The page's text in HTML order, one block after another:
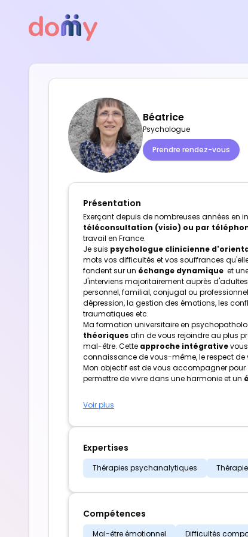
Béatrice
Psychologue
Prendre rendez-vous
Présentation
Exerçant depuis de nombreuses années en
téléconsultation (visio) ou par
travail en France.
Je suis psychologue clinicienne
mots vos difficultés et vos souffrances
fondent sur un échange dynamique et
J'interviens majoritairement auprès
personnel, familial, conjugal ou
dépression, la gestion des émotions, les
traumatiques etc.
Ma formation universitaire en
théoriquesafin de vous rejoindre au plus
mal-être. Cette approche intégrative
connaissance de vous-même, le respect
Mon objectif est de vous accompagner pour
permettre de vivre dans une harmonie et un
Voir plus
Expertises
Thérapies psychanalytiques
Compétences
Mal-être émotionnel Difficultés